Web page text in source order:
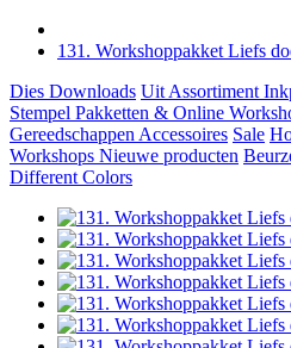
131. Workshoppakket Liefs
Dies Downloads Uit Assortiment
Stempel Pakketten & Online
Gereedschappen Accessoires Sale
Workshops Nieuwe producten
Different Colors